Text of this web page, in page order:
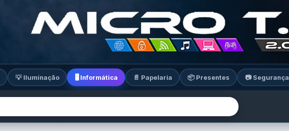
💡 Iluminação 🖥️ Informática 📄 Papelaria 📦 Presentes 📷 Segurança